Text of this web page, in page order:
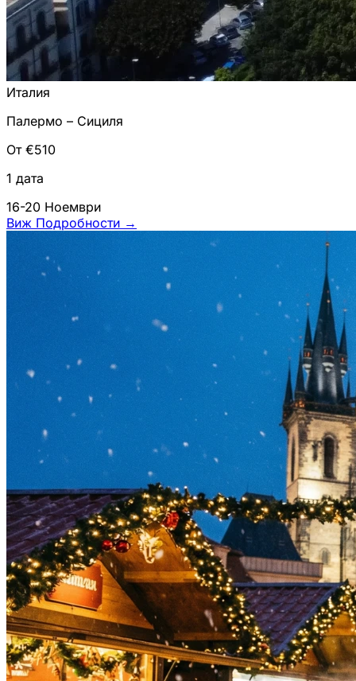
Италия
Палермо – Сициля
От €510
1 дата
16-20 Ноември
Виж Подробности →